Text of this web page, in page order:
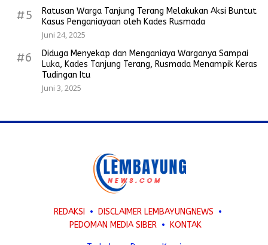
#5
Ratusan Warga Tanjung Terang Melakukan Aksi Buntut
Kasus Penganiayaan oleh Kades Rusmada
Juni 24, 2025
#6
Diduga Menyekap dan Menganiaya Warganya Sampai
Luka, Kades Tanjung Terang, Rusmada Menampik Keras
Tudingan Itu
Juni 3, 2025
REDAKSI
DISCLAIMER LEMBAYUNGNEWS
PEDOMAN MEDIA SIBER
KONTAK